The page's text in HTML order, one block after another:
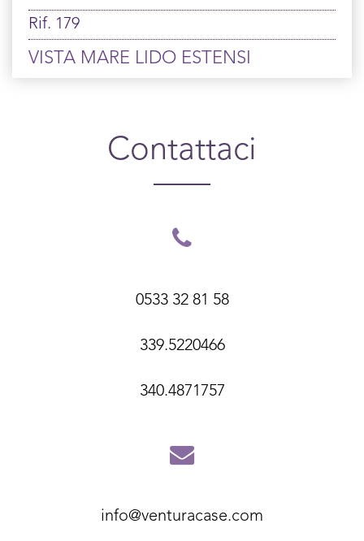
Rif. 179
VISTA MARE LIDO ESTENSI
Contattaci
0533 32 81 58
339.5220466
340.4871757
info@venturacase.com